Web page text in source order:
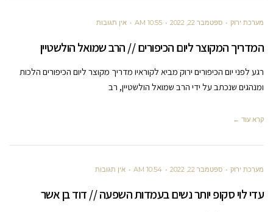
מערכת ירוק ספטמבר 22, 2022 10:55 AM אין תגובות
המדריך המקוצר ליום הכיפורים // הרב שמואל הולשטיין
רגע לפני יום הכיפורים ירוק מביא לקוראיו מדריך מקוצר ליום הכיפורים הלכות
ומנהגים שנכתב על ידי הרב שמואל הולשטיין, רב
קרא עוד ←
מערכת ירוק ספטמבר 22, 2022 10:54 AM אין תגובות
עדי לוי סקופ יותר נשים בעמדות השפעה // דוד בן אשר